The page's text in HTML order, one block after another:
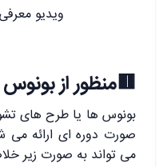
ویدیو
🟥منظور از
بونوس ها یا طرح های
صورت دوره ای ارائه می
می تواند به صورت زیر